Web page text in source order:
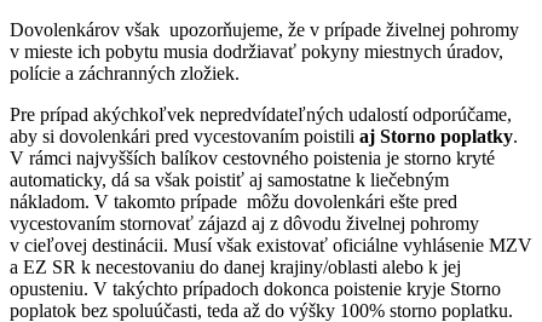
Dovolenkárov však upozorňujeme, že v prípade živelnej pohromy
v mieste ich pobytu musia dodržiavať pokyny miestnych úradov,
polície a záchranných zložiek.
Pre prípad akýchkoľvek nepredvídateľných udalostí odporúčame,
aby si dovolenkári pred vycestovaním poistili aj Storno poplatky.
V rámci najvyšších balíkov cestovného poistenia je storno kryté
automaticky, dá sa však poistiť aj samostatne k liečebným
nákladom. V takomto prípade môžu dovolenkári ešte pred
vycestovaním stornovať zájazd aj z dôvodu živelnej pohromy
v cieľovej destinácii. Musí však existovať oficiálne vyhlásenie MZV
a EZ SR k necestovaniu do danej krajiny/oblasti alebo k jej
opusteniu. V takýchto prípadoch dokonca poistenie kryje Storno
poplatok bez spoluúčasti, teda až do výšky 100% storno poplatku.